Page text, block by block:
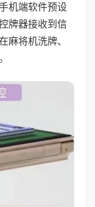
机端软件预设
牌器接收到信
麻将机洗牌、